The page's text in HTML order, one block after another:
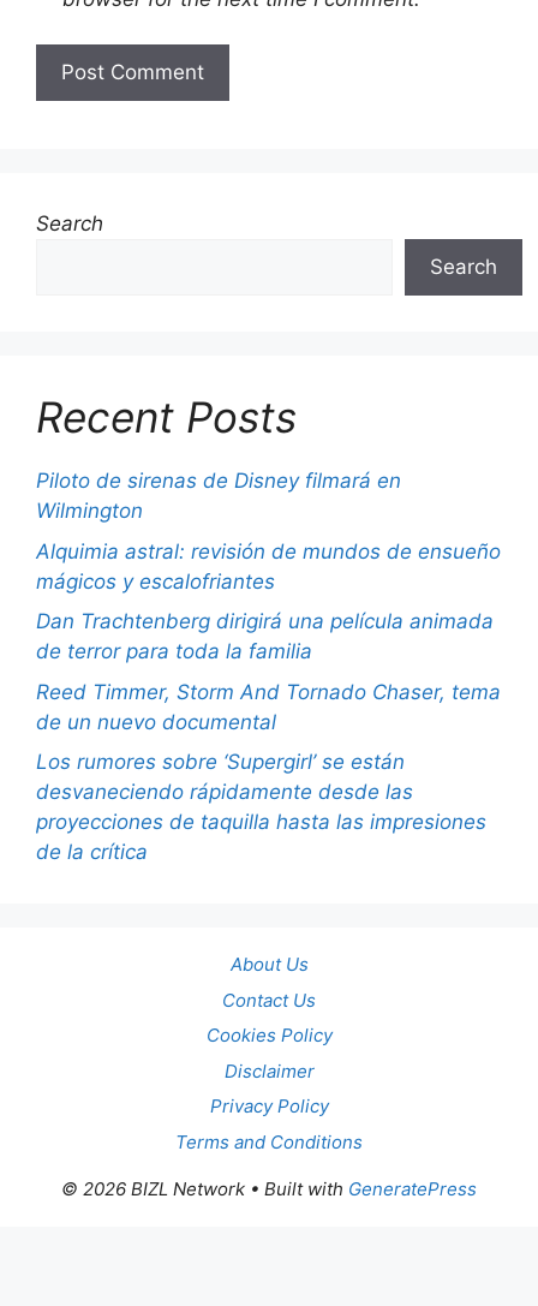
Search
Search
Recent Posts
Piloto de sirenas de Disney filmará en
Wilmington
Alquimia astral: revisión de mundos de ensueño
mágicos y escalofriantes
Dan Trachtenberg dirigirá una película animada
de terror para toda la familia
Reed Timmer, Storm And Tornado Chaser, tema
de un nuevo documental
Los rumores sobre ‘Supergirl’ se están
desvaneciendo rápidamente desde las
proyecciones de taquilla hasta las impresiones
de la crítica
About Us
Contact Us
Cookies Policy
Disclaimer
Privacy Policy
Terms and Conditions
© 2026 BIZL Network • Built with GeneratePress